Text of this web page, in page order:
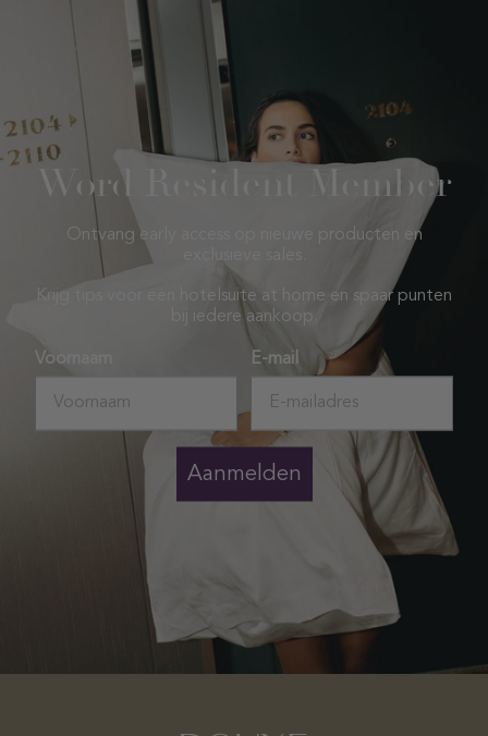
Word Resident Member
Ontvang early access op nieuwe producten en
Krijg tips voor een hotelsuite at home en spaar punten
bij iedere aankoop.
Voornaam E-mail
Aanmelden